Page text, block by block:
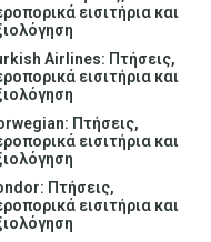
εισιτήρια και
Airlines: Πτήσεις,
εισιτήρια και
Πτήσεις,
εισιτήρια και
Πτήσεις,
εισιτήρια και